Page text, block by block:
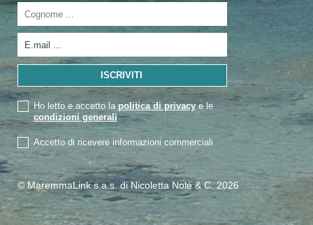
Ho letto e accetto lapolitica di privacye le
condizioni generali
Accetto di ricevere informazioni commerciali
© MaremmaLink s.a.s. di Nicoletta Nolé & C. 2026